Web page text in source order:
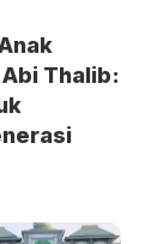
Thalib: